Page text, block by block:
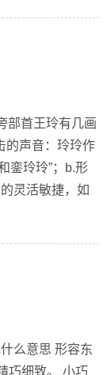
部首王玲有几画
的声音：玲玲作
銮玲玲”；b.形
灵活敏捷，如
么意思 形容东
巧细致。 小巧